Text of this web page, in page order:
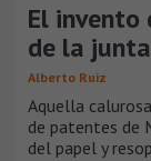
El invento
de la
Alberto Ruiz
Aquella
de patentes de
del papel y